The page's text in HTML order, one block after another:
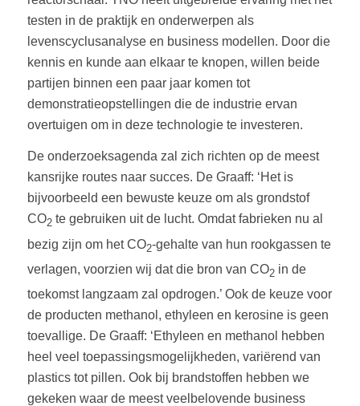
testen in de praktijk en onderwerpen als
levenscyclusanalyse en business modellen. Door die
kennis en kunde aan elkaar te knopen, willen beide
partijen binnen een paar jaar komen tot
demonstratieopstellingen die de industrie ervan
overtuigen om in deze technologie te investeren.
De onderzoeksagenda zal zich richten op de meest
kansrijke routes naar succes. De Graaff: ‘Het is
bijvoorbeeld een bewuste keuze om als grondstof
CO2te gebruiken uit de lucht. Omdat fabrieken nu al
bezig zijn om het CO2-gehalte van hun rookgassen te
verlagen, voorzien wij dat die bron van CO2in de
toekomst langzaam zal opdrogen.’ Ook de keuze voor
de producten methanol, ethyleen en kerosine is geen
toevallige. De Graaff: ‘Ethyleen en methanol hebben
heel veel toepassingsmogelijkheden, variërend van
plastics tot pillen. Ook bij brandstoffen hebben we
gekeken waar de meest veelbelovende business